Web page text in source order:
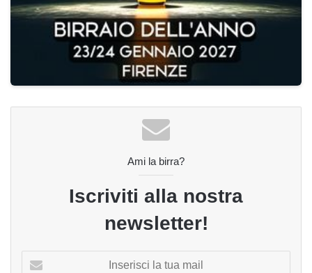
Ami la birra?
Iscriviti alla nostra
newsletter!